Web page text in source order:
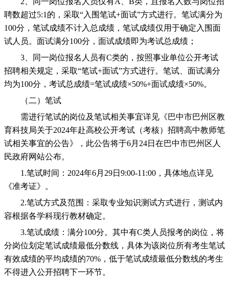
聘数超过5:1的，采取“入围笔试+面试”方式进行。笔试满分为
100分，笔试成绩不计入总成绩，笔试成绩仅用于确定入围面
试人员。面试满分100分，面试成绩即为考试总成绩；
3、同一岗位报名人员有C类的，按照事业单位公开考试
招聘相关规定，采取“笔试+面试”方式进行。笔试、面试满分
均为100分，考试总成绩=笔试成绩×50%+面试成绩×50%。
（二）笔试
需进行笔试的岗位及笔试相关事宜详见《巴中市巴州区教
育科技局关于2024年赴高校公开考试（考核）招聘高中教师笔
试相关事宜的公告》，此公告将于6月24日在巴中市巴州区人
民政府网站公布。
1.笔试时间：2024年6月29日9:00-11:00，具体地点详见
《准考证》。
2.笔试方式及范围：采取专业知识测试方式进行，测试内
容根据各学科现行教材确定。
3.笔试成绩：满分100分。其中有C类人员报考的岗位，将
分岗位划定笔试成绩最低分数线，具体为该岗位所有考生笔试
有效成绩的平均成绩的70%，低于笔试成绩最低分数线的考生
不得进入公开招聘下一环节。